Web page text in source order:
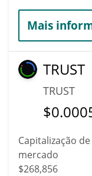
Mais
TRUST
TRUST
$
Capitalização de
mercado
$268,856